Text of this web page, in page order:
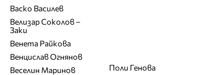
Поли Генова
Васко Василев
Велизар Соколов –
Заки
Венета Райкова
Венцислав Огнянов
Веселин Маринов